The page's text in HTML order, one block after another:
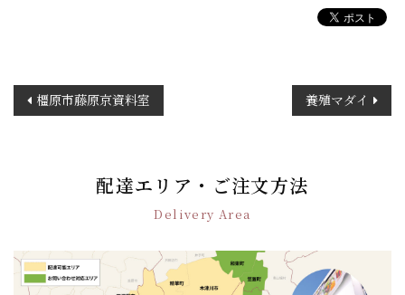
稿
ン
橿原市藤原京資料室 養殖マダイ
配達エリア・ご注文方法
Delivery Area